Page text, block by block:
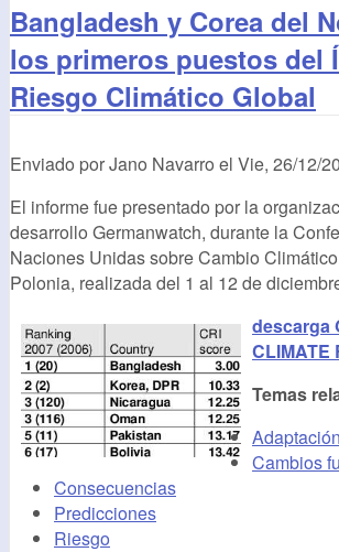
Bangladesh y Corea del
los primeros puestos del
Riesgo Climático Global
Enviado porJano Navarro el Vie, 26/12/
El informe fue presentado por la
desarrollo Germanwatch, durante la
Naciones Unidas sobre Cambio
Polonia, realizada del 1 al 12 de
descarga
CLIMATE
Temas
Adaptación
Cambios
Consecuencias
Predicciones
Riesgo